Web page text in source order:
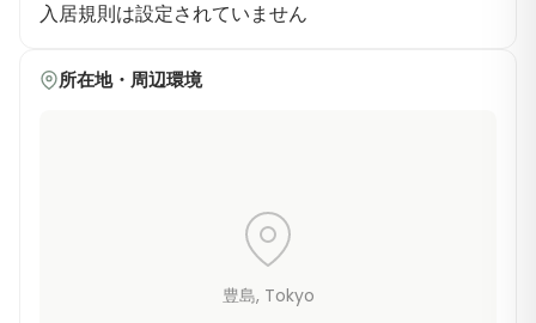
入居規則は設定されていません
所在地・周辺環境
豊島, Tokyo